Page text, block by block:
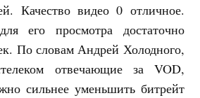
Качество видео 0 отличное.
его просмотра достаточно
По словам Андрей Холодного,
отвечающие за VOD,
сильнее уменьшить битрейт